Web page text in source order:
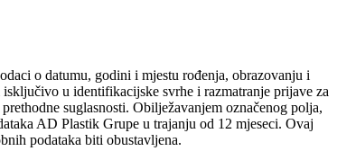
o datumu, godini i mjestu rođenja, obrazovanju i
u identifikacijske svrhe i razmatranje prijave za
suglasnosti. Obilježavanjem označenog polja,
AD Plastik Grupe u trajanju od 12 mjeseci. Ovaj
podataka biti obustavljena.